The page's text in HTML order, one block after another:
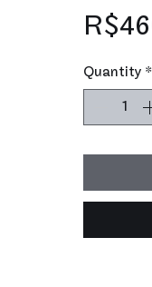
Quantity *